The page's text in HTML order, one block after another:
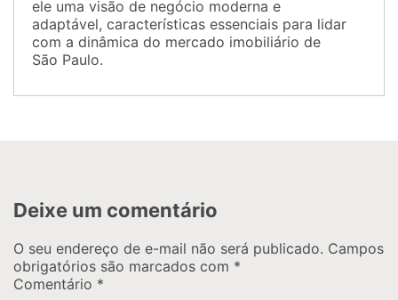
ele uma visão de negócio moderna e
adaptável, características essenciais para lidar
com a dinâmica do mercado imobiliário de
São Paulo.
Deixe um comentário
O seu endereço de e-mail não será publicado. Campos
obrigatórios são marcados com *
Comentário *